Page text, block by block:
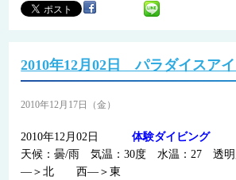
2010年12月02日 パラダイスア
2010年12月17日（金）
2010年12月02日体験ダイビング
天候：曇/雨 気温：30度 水温：27 透
―＞北 西―＞東